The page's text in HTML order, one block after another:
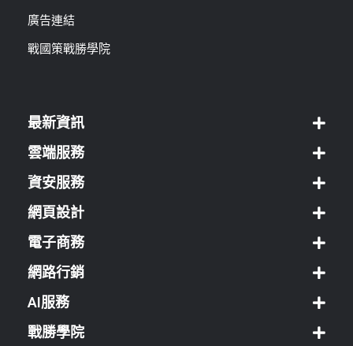
廣告連結
戰國策戰勝學院
最新資訊
雲端服務
資安服務
網頁設計
電子商務
網路行銷
AI服務
戰勝學院